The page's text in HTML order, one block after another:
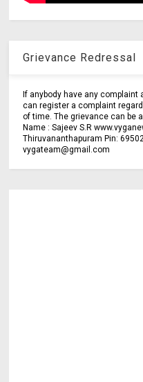
Grievance Redressal
If anybody have any
can register a complaint
of time. The grievance can be
Name : Sajeev S.R
Thiruvananthapuram Pin:
vygateam@gmail.com